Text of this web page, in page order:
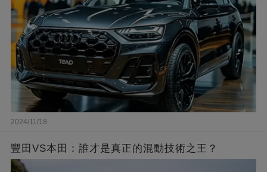
2024/11/18
豐田VS本田：誰才是真正的混動技術之王？